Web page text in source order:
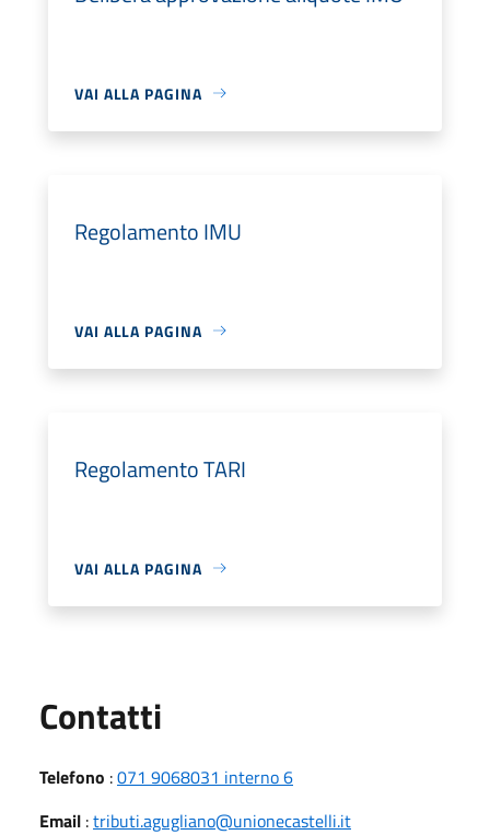
VAI ALLA PAGINA
Regolamento IMU
VAI ALLA PAGINA
Regolamento TARI
VAI ALLA PAGINA
Contatti
Telefono :071 9068031 interno 6
Email :tributi.agugliano@unionecastelli.it